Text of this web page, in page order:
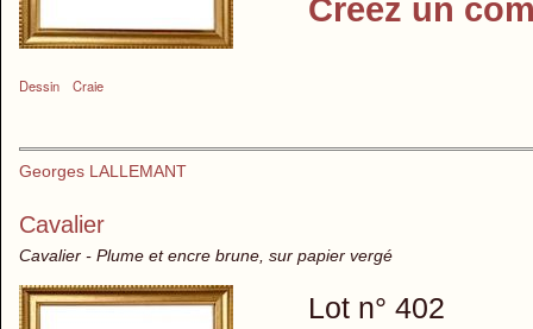
Dessin Craie
Créez un
Georges LALLEMANT
Cavalier
Cavalier - Plume et encre brune, sur papier vergé
Lot n° 402